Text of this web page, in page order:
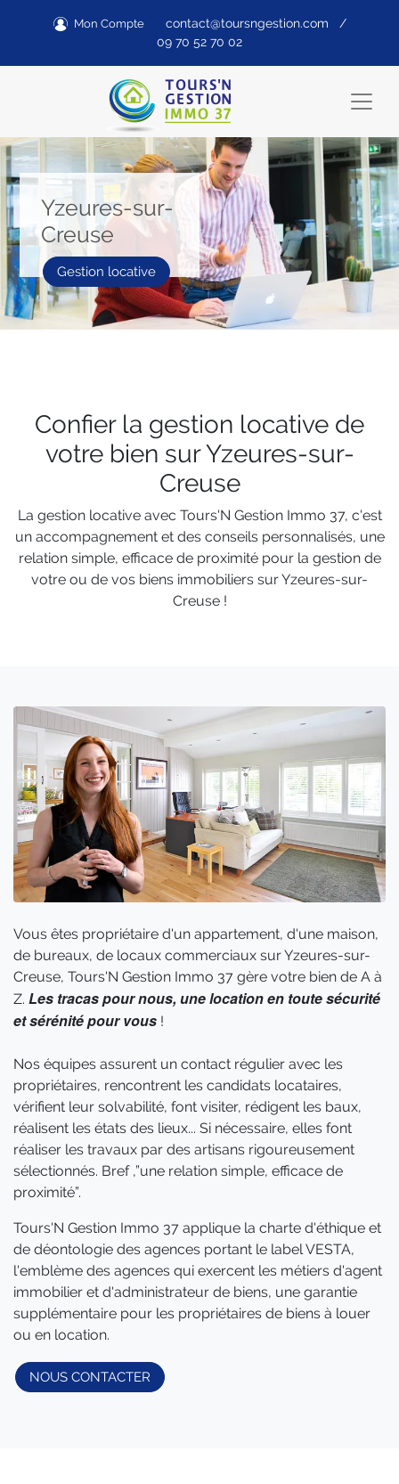
Mon Compte contact@toursngestion.com /
09 70 52 70 02
Yzeures-sur-
Creuse
Gestion locative
Confier la gestion locative de
votre bien sur Yzeures-sur-
Creuse
La gestion locative avec Tours'N Gestion Immo 37, c'est
un accompagnement et des conseils personnalisés, une
relation simple, efficace de proximité pour la gestion de
votre ou de vos biens immobiliers sur Yzeures-sur-
Creuse !
Vous êtes propriétaire d'un appartement, d'une maison,
de bureaux, de locaux commerciaux sur Yzeures-sur-
Creuse, Tours'N Gestion Immo 37 gère votre bien de A à
Z. Les tracas pour nous, une location en toute sécurité
et sérénité pour vous !
Nos équipes assurent un contact régulier avec les
propriétaires, rencontrent les candidats locataires,
vérifient leur solvabilité, font visiter, rédigent les baux,
réalisent les états des lieux... Si nécessaire, elles font
réaliser les travaux par des artisans rigoureusement
sélectionnés. Bref ,”une relation simple, efficace de
proximité”.
Tours'N Gestion Immo 37 applique la charte d'éthique et
de déontologie des agences portant le label VESTA,
l'emblème des agences qui exercent les métiers d'agent
immobilier et d'administrateur de biens, une garantie
supplémentaire pour les propriétaires de biens à louer
ou en location.
NOUS CONTACTER